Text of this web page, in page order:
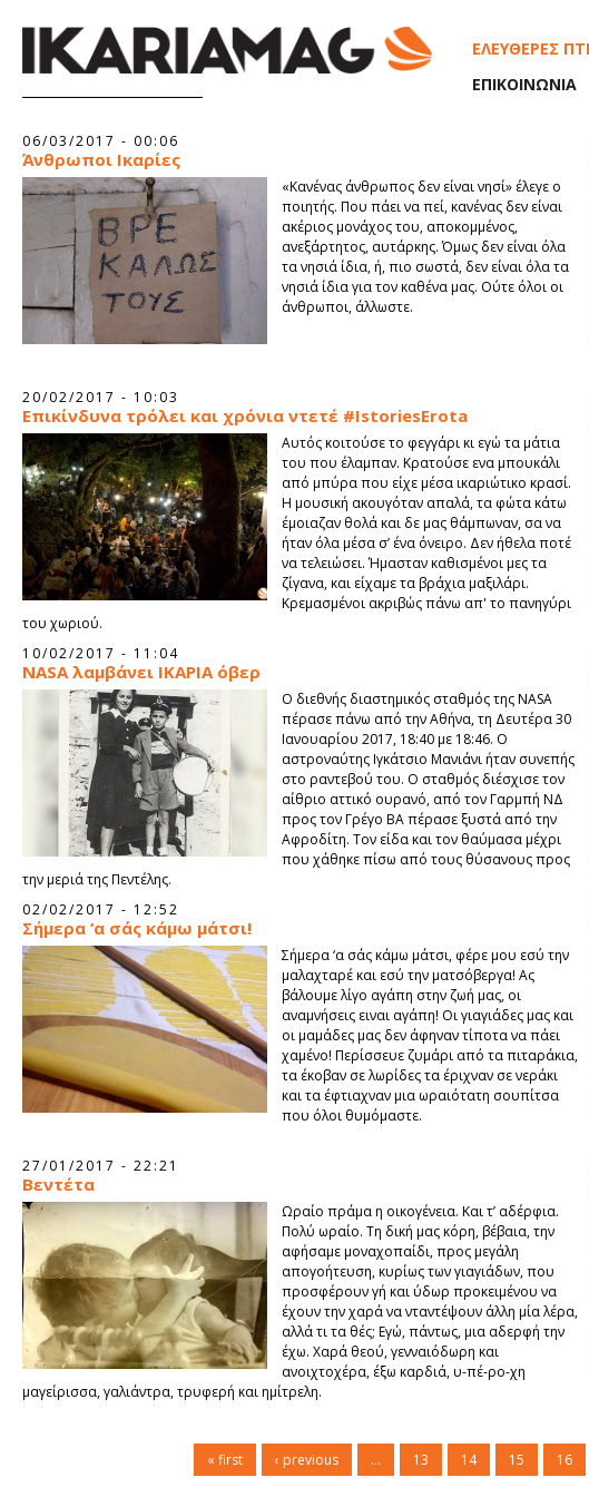
ΕΛΕΥΘΕΡΕΣ
ΕΠΙΚΟΙΝΩΝΙΑ
06/03/2017 - 00:06
Άνθρωποι Ικαρίες
«Κανένας άνθρωπος δεν είναι νησί» έλεγε ο
ποιητής. Που πάει να πεί, κανένας δεν είναι
ακέριος μονάχος του, αποκομμένος,
ανεξάρτητος, αυτάρκης. Όμως δεν είναι όλα
τα νησιά ίδια, ή, πιο σωστά, δεν είναι όλα τα
νησιά ίδια για τον καθένα μας. Ούτε όλοι οι
άνθρωποι, άλλωστε.
20/02/2017 - 10:03
Επικίνδυνα τρόλει και χρόνια ντετέ #IstoriesErota
Αυτός κοιτούσε το φεγγάρι κι εγώ τα μάτια
του που έλαμπαν. Κρατούσε ενα μπουκάλι
από μπύρα που είχε μέσα ικαριώτικο κρασί.
Η μουσική ακουγόταν απαλά, τα φώτα κάτω
έμοιαζαν θολά και δε μας θάμπωναν, σα να
ήταν όλα μέσα σ’ ένα όνειρο. Δεν ήθελα ποτέ
να τελειώσει. Ήμασταν καθισμένοι μες τα
ζίγανα, και είχαμε τα βράχια μαξιλάρι.
Κρεμασμένοι ακριβώς πάνω απ' το πανηγύρι
του χωριού.
10/02/2017 - 11:04
NASA λαμβάνει ΙΚΑΡΙΑ όβερ
Ο διεθνής διαστημικός σταθμός της NASA
πέρασε πάνω από την Αθήνα, τη Δευτέρα 30
Ιανουαρίου 2017, 18:40 με 18:46. Ο
αστροναύτης Ιγκάτσιο Μανιάνι ήταν συνεπής
στο ραντεβού του. Ο σταθμός διέσχισε τον
αίθριο αττικό ουρανό, από τον Γαρμπή ΝΔ
προς τον Γρέγο ΒΑ πέρασε ξυστά από την
Αφροδίτη. Τον είδα και τον θαύμασα μέχρι
που χάθηκε πίσω από τους θύσανους προς
την μεριά της Πεντέλης.
02/02/2017 - 12:52
Σήμερα ‘α σάς κάμω μάτσι!
Σήμερα ‘α σάς κάμω μάτσι, φέρε μου εσύ την
μαλαχταρέ και εσύ την ματσόβεργα! Ας
βάλουμε λίγο αγάπη στην ζωή μας, οι
αναμνήσεις ειναι αγάπη! Οι γιαγιάδες μας και
οι μαμάδες μας δεν άφηναν τίποτα να πάει
χαμένο! Περίσσευε ζυμάρι από τα πιταράκια,
τα έκοβαν σε λωρίδες τα έριχναν σε νεράκι
και τα έφτιαχναν μια ωραιότατη σουπίτσα
που όλοι θυμόμαστε.
27/01/2017 - 22:21
Βεντέτα
Ωραίο πράμα η οικογένεια. Και τ’ αδέρφια.
Πολύ ωραίο. Τη δική μας κόρη, βέβαια, την
αφήσαμε μοναχοπαίδι, προς μεγάλη
απογοήτευση, κυρίως των γιαγιάδων, που
προσφέρουν γή και ύδωρ προκειμένου να
έχουν την χαρά να νταντέψουν άλλη μία λέρα,
αλλά τι τα θές; Εγώ, πάντως, μια αδερφή την
έχω. Χαρά θεού, γενναιόδωρη και
ανοιχτοχέρα, έξω καρδιά, υ-πέ-ρο-χη
μαγείρισσα, γαλιάντρα, τρυφερή και ημίτρελη.
« first ‹ previous … 13 14 15 16